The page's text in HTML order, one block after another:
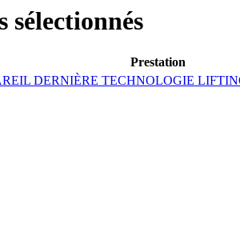
sélectionnés
Prestation
DERNIÈRE TECHNOLOGIE